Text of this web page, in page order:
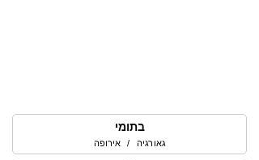
בתומי
גאורגיה / אירופה